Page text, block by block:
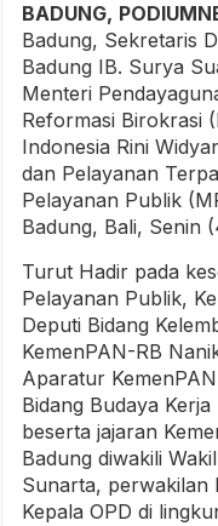
BADUNG,
Badung, Sekretaris
Badung IB. Surya
Menteri
Reformasi Birokrasi
Indonesia Rini
dan Pelayanan
Pelayanan Publik
Badung, Bali, Senin
Turut Hadir pada
Pelayanan Publik,
Deputi Bidang
KemenPAN-RB
Aparatur
Bidang Budaya
beserta jajaran
Badung diwakili
Sunarta, perwakilan
Kepala OPD di